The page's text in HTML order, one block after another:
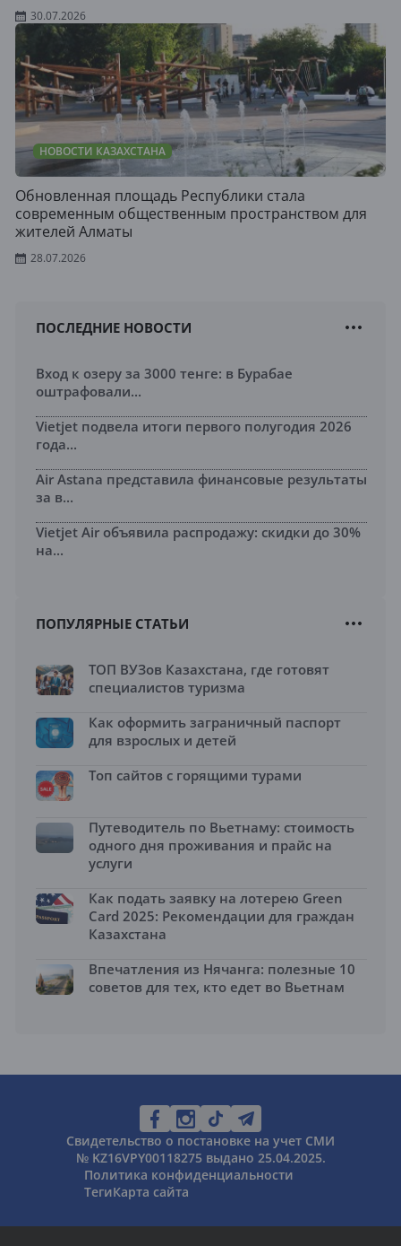
30.07.2026
НОВОСТИ КАЗАХСТАНА
Обновленная площадь Республики стала
современным общественным пространством для
жителей Алматы
28.07.2026
ПОСЛЕДНИЕ НОВОСТИ
Вход к озеру за 3000 тенге: в Бурабае
оштрафовали...
Vietjet подвела итоги первого полугодия 2026
года...
Air Astana представила финансовые результаты
за в...
Vietjet Air объявила распродажу: скидки до 30%
на...
ПОПУЛЯРНЫЕ СТАТЬИ
ТОП ВУЗов Казахстана, где готовят
специалистов туризма
Как оформить заграничный паспорт
для взрослых и детей
Топ сайтов с горящими турами
Путеводитель по Вьетнаму: стоимость
одного дня проживания и прайс на
услуги
Как подать заявку на лотерею Green
Card 2025: Рекомендации для граждан
Казахстана
Впечатления из Нячанга: полезные 10
советов для тех, кто едет во Вьетнам
Свидетельство о постановке на учет СМИ
№ KZ16VPY00118275 выдано 25.04.2025.
Политика конфиденциальности
ТегиКарта сайта